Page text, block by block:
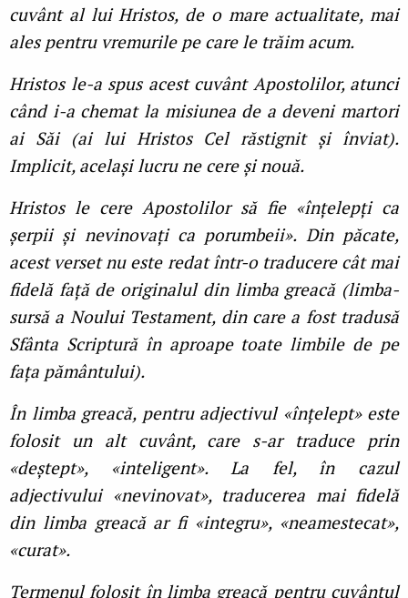
cuvânt al lui Hristos, de o mare actualitate, mai
ales pentru vremurile pe care le trăim acum.
Hristos le-a spus acest cuvânt Apostolilor, atunci
când i-a chemat la misiunea de a deveni martori
ai Săi (ai lui Hristos Cel răstignit și înviat).
Implicit, același lucru ne cere și nouă.
Hristos le cere Apostolilor să fie «înțelepți ca
șerpii și nevinovați ca porumbeii». Din păcate,
acest verset nu este redat într-o traducere cât mai
fidelă față de originalul din limba greacă (limba-
sursă a Noului Testament, din care a fost tradusă
Sfânta Scriptură în aproape toate limbile de pe
fața pământului).
În limba greacă, pentru adjectivul «înțelept» este
folosit un alt cuvânt, care s-ar traduce prin
«deștept», «inteligent». La fel, în cazul
adjectivului «nevinovat», traducerea mai fidelă
din limba greacă ar fi «integru», «neamestecat»,
«curat».
Termenul folosit în limba greacă pentru cuvântul